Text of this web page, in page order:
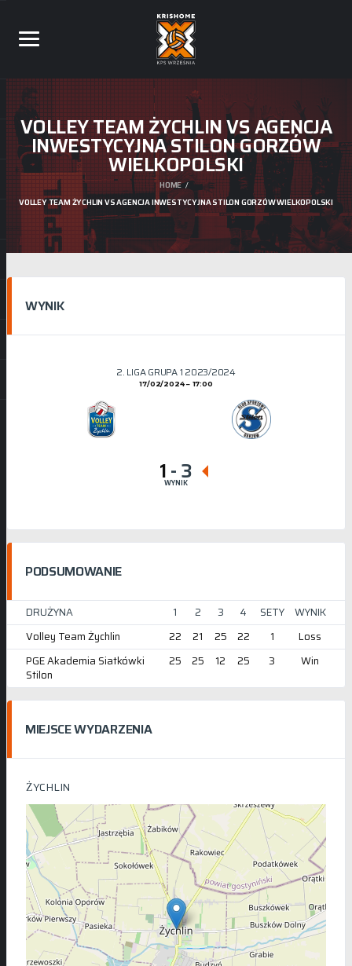
VOLLEY TEAM ŻYCHLIN VS AGENCJA
INWESTYCYJNA STILON GORZÓW
WIELKOPOLSKI
HOME
VOLLEY TEAM ŻYCHLIN VS AGENCJA INWESTYCYJNA STILON GORZÓW WIELKOPOLSKI
WYNIK
2. LIGA GRUPA 1 2023/2024
17/02/2024 17:00
1-3
WYNIK
PODSUMOWANIE
DRUŻYNA 1 2 3 4 SETY
WYNIK
Volley Team Żychlin
22 21 25 22 1
Loss
PGE Akademia Siatkówki
Stilon
25 25 12 25 3 Win
MIEJSCE WYDARZENIA
ŻYCHLIN